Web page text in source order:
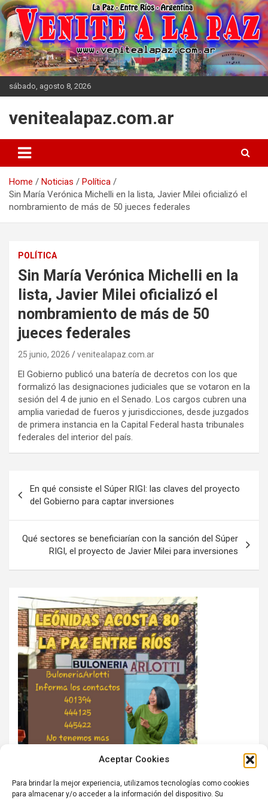
Aceptar Cookies
Para brindar la mejor experiencia, utilizamos tecnologías como cookies
para almacenar y/o acceder a la información del dispositivo. Su
Skip
to
content
sábado, agosto 8, 2026
venitealapaz.com.ar
Home Noticias
Política
Sin María Verónica Michelli en la lista, Javier Milei oficializó el
nombramiento de más de 50 jueces federales
POLÍTICA
Sin María Verónica Michelli en la
lista, Javier Milei oficializó el
nombramiento de más de 50
jueces federales
25 junio, 2026 venitealapaz.com.ar
El Gobierno publicó una batería de decretos con los que
formalizó las designaciones judiciales que se votaron en la
sesión del 4 de junio en el Senado. Los cargos cubren una
amplia variedad de fueros y jurisdicciones, desde juzgados
de primera instancia en la Capital Federal hasta tribunales
federales del interior del país.
de
entradas
En qué consiste el Súper RIGI: las claves del proyecto
del Gobierno para captar inversiones
Qué sectores se beneficiarían con la sanción del Súper
RIGI, el proyecto de Javier Milei para inversiones